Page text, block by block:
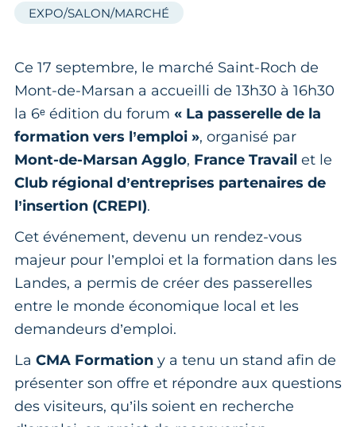
EXPO/SALON/MARCHÉ
Ce 17 septembre, le marché Saint-Roch de
Mont-de-Marsan a accueilli de 13h30 à 16h30
la 6ᵉ édition du forum « La passerelle de la
formation vers l’emploi », organisé par
Mont-de-Marsan Agglo, France Travail et le
Club régional d’entreprises partenaires de
l’insertion (CREPI).
Cet événement, devenu un rendez-vous
majeur pour l’emploi et la formation dans les
Landes, a permis de créer des passerelles
entre le monde économique local et les
demandeurs d’emploi.
La CMA Formation y a tenu un stand afin de
présenter son offre et répondre aux questions
des visiteurs, qu’ils soient en recherche